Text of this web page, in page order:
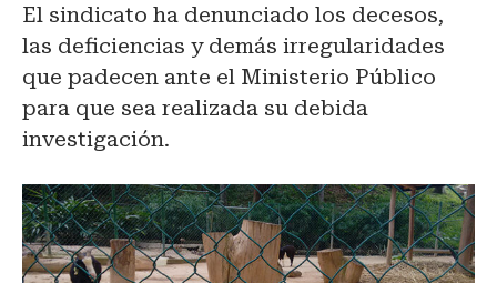
El sindicato ha denunciado los decesos,
las deficiencias y demás irregularidades
que padecen ante el Ministerio Público
para que sea realizada su debida
investigación.